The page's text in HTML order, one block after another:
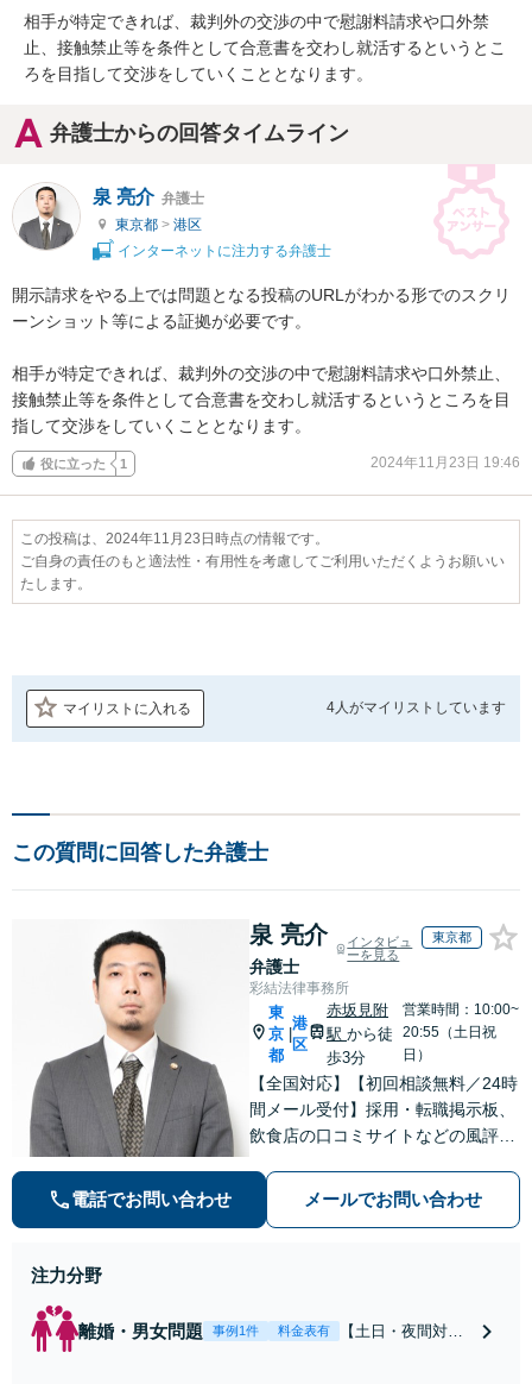
相手が特定できれば、裁判外の交渉の中で慰謝料請求や口外禁
止、接触禁止等を条件として合意書を交わし就活するというとこ
ろを目指して交渉をしていくこととなります。
弁護士からの回答タイムライン
泉 亮介 弁護士
東京都 > 港区
インターネットに注力する弁護士
開示請求をやる上では問題となる投稿のURLがわかる形でのスクリ
ーンショット等による証拠が必要です。
相手が特定できれば、裁判外の交渉の中で慰謝料請求や口外禁止、
接触禁止等を条件として合意書を交わし就活するというところを目
指して交渉をしていくこととなります。
役に立った 1 2024年11月23日 19:46
この投稿は、2024年11月23日時点の情報です。
ご自身の責任のもと適法性・有用性を考慮してご利用いただくようお願いい
たします。
マイリストに入れる 4人がマイリストしています
この質問に回答した弁護士
泉 亮介
弁護士
インタビュ
ーを見る
東京都
彩結法律事務所
東
京
都
港
区
赤坂見附
駅 から徒
歩3分
営業時間：10:00~
20:55（土日祝
日）
【全国対応】【初回相談無料／24時
間メール受付】採用・転職掲示板、
飲食店の口コミサイトなどの風評被
の種類を問わず相談可。可能な限り
早期対応で駆けつけサポート【労
電話でお問い合わせ メールでお問い合わせ
注力分野
離婚・男女問題 事例1件 料金表有
【土日・夜間対応